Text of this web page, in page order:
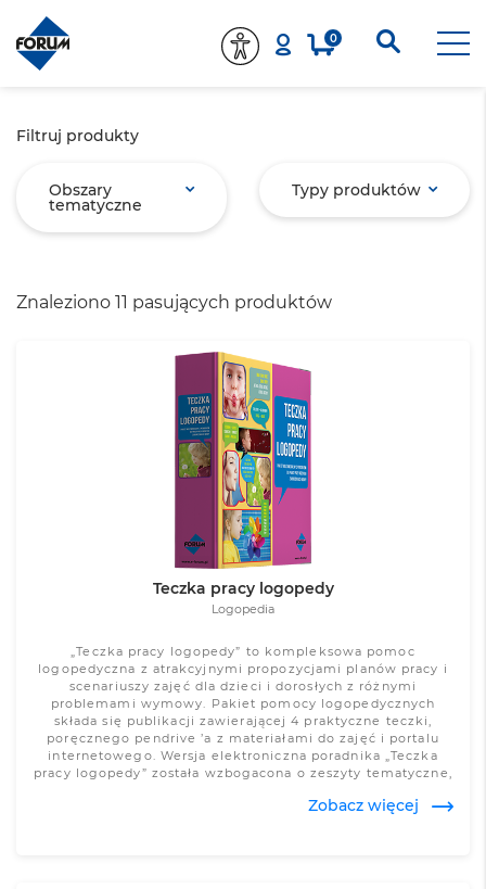
0
Filtruj produkty
Obszary
tematyczne
Typy produktów
Znaleziono 11 pasujących produktów
Teczka pracy logopedy
Logopedia
„Teczka pracy logopedy” to kompleksowa pomoc
logopedyczna z atrakcyjnymi propozycjami planów pracy i
scenariuszy zajęć dla dzieci i dorosłych z różnymi
problemami wymowy. Pakiet pomocy logopedycznych
składa się publikacji zawierającej 4 praktyczne teczki,
poręcznego pendrive ’a z materiałami do zajęć i portalu
internetowego. Wersja elektroniczna poradnika „Teczka
pracy logopedy” została wzbogacona o zeszyty tematyczne,
wykorzystania w codziennej pracy oraz przyjazną i łatwą w
Zobacz więcej